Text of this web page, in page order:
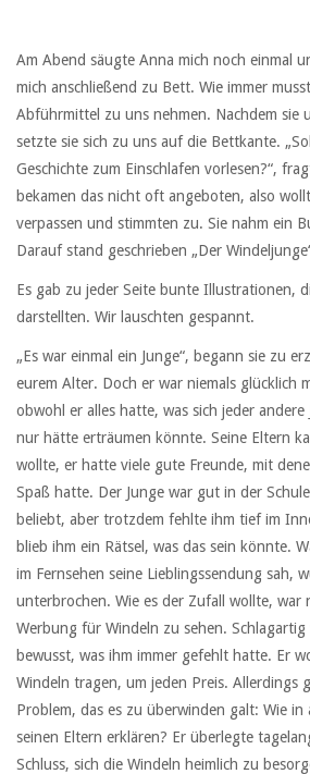
Am Abend säugte Anna mich noch einmal
mich anschließend zu Bett. Wie immer
Abführmittel zu uns nehmen. Nachdem sie
setzte sie sich zu uns auf die Bettkante.
Geschichte zum Einschlafen vorlesen?“,
bekamen das nicht oft angeboten, also
verpassen und stimmten zu. Sie nahm ein
Darauf stand geschrieben „Der
Es gab zu jeder Seite bunte Illustrationen,
darstellten. Wir lauschten gespannt.
„Es war einmal ein Junge“, begann sie zu
eurem Alter. Doch er war niemals glücklich
obwohl er alles hatte, was sich jeder andere
nur hätte erträumen könnte. Seine Eltern
wollte, er hatte viele gute Freunde, mit
Spaß hatte. Der Junge war gut in der
beliebt, aber trotzdem fehlte ihm tief im
blieb ihm ein Rätsel, was das sein könnte.
im Fernsehen seine Lieblingssendung sah,
unterbrochen. Wie es der Zufall wollte, war
Werbung für Windeln zu sehen. Schlagartig
bewusst, was ihm immer gefehlt hatte. Er
Windeln tragen, um jeden Preis. Allerdings
Problem, das es zu überwinden galt: Wie in
seinen Eltern erklären? Er überlegte
Schluss, sich die Windeln heimlich zu